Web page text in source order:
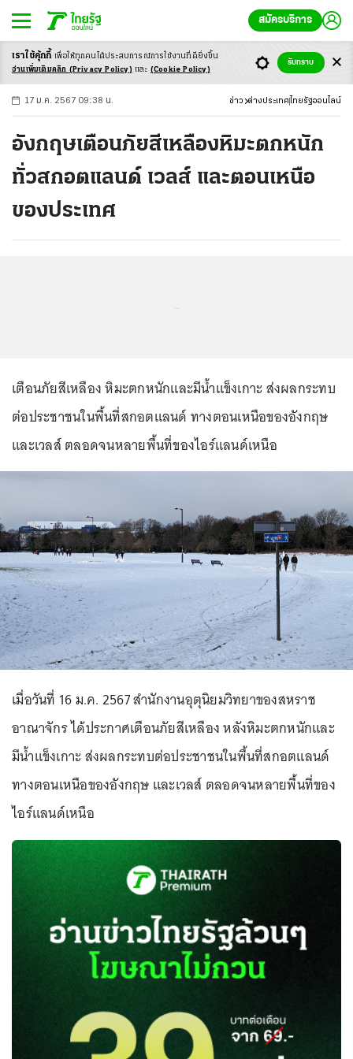
สมัครบริการ
-ก ก ก+
17 ม.ค. 2567 09:38 น. ข่าว ต่างประเทศ ไทยรัฐออนไลน์
อังกฤษเตือนภัยสีเหลืองหิมะตกหนัก
ทั่วสกอตแลนด์ เวลส์ และตอนเหนือ
ของประเทศ
เตือนภัยสีเหลือง หิมะตกหนักและมีน้ำแข็งเกาะ ส่งผลกระทบ
ต่อประชาชนในพื้นที่สกอตแลนด์ ทางตอนเหนือของอังกฤษ
และเวลส์ ตลอดจนหลายพื้นที่ของไอร์แลนด์เหนือ
เมื่อวันที่ 16 ม.ค. 2567 สำนักงานอุตุนิยมวิทยาของสหราช
อาณาจักร ได้ประกาศเตือนภัยสีเหลือง หลังหิมะตกหนักและ
มีน้ำแข็งเกาะ ส่งผลกระทบต่อประชาชนในพื้นที่สกอตแลนด์
ทางตอนเหนือของอังกฤษ และเวลส์ ตลอดจนหลายพื้นที่ของ
ไอร์แลนด์เหนือ
เราใช้คุ้กกี้ เพื่อให้ทุกคนได้ประสบการณ์การใช้งานที่ดียิ่งขึ้น
อ่านเพิ่มเติมคลิก (Privacy Policy) และ (Cookie Policy)
รับทราบ